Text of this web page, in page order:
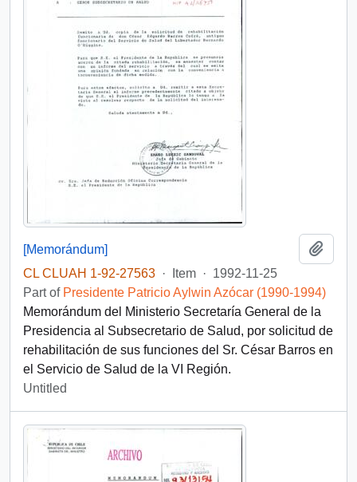
[Memorándum]
CL CLUAH 1-92-27563 · Item · 1992-11-25
Part of Presidente Patricio Aylwin Azócar (1990-1994)
Memorándum del Ministerio Secretaría General de la
Presidencia al Subsecretario de Salud, por solicitud de
rehabilitación de sus funciones del Sr. César Barros en
el Servicio de Salud de la VI Región.
Untitled